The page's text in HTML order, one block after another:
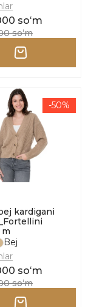
soʻm
soʻm
-50%
kardigani
Bej
soʻm
soʻm